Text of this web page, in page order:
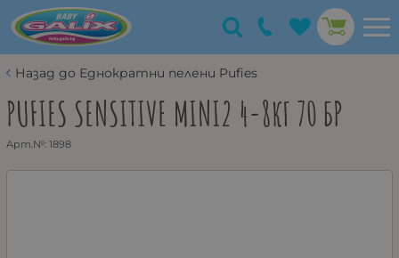
Назад до Еднократни пелени Pufies
PUFIES SENSITIVE MINI2 4-8КГ 70 БР
Арт.№: 1898